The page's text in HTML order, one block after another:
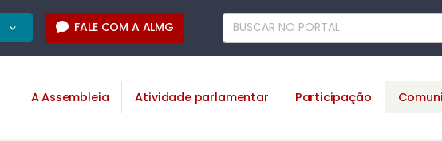
FALE COM A ALMG
A Assembleia Atividade parlamentar Participação